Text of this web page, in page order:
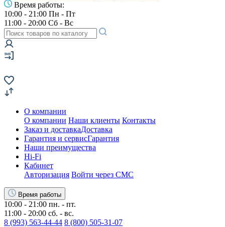
Время работы:
10:00 - 21:00 Пн - Пт
11:00 - 20:00 Сб - Вс
О компании
О компании Наши клиенты Контакты
Заказ и доставкаДоставка
Гарантия и сервисГарантия
Наши преимущества
Hi-Fi
Кабинет
Авторизация Войти через СМС
Время работы
10:00 - 21:00 пн. - пт.
11:00 - 20:00 сб. - вс.
8 (993) 563-44-44 8 (800) 505-31-07